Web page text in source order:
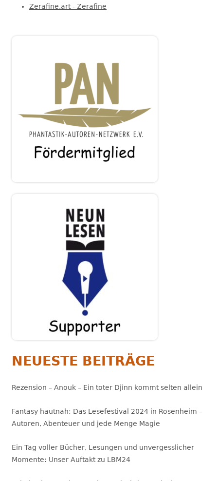
Zerafine.art - Zerafine
NEUESTE BEITRÄGE
Rezension – Anouk – Ein toter Djinn kommt selten allein
Fantasy hautnah: Das Lesefestival 2024 in Rosenheim –
Autoren, Abenteuer und jede Menge Magie
Ein Tag voller Bücher, Lesungen und unvergesslicher
Momente: Unser Auftakt zu LBM24